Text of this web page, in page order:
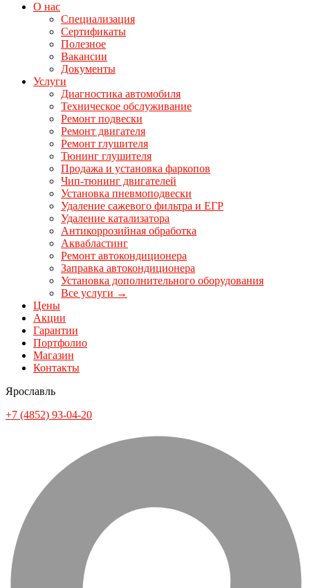
О нас
Специализация
Сертификаты
Полезное
Вакансии
Документы
Услуги
Диагностика автомобиля
Техническое обслуживание
Ремонт подвески
Ремонт двигателя
Ремонт глушителя
Тюнинг глушителя
Продажа и установка фаркопов
Чип-тюнинг двигателей
Установка пневмоподвески
Удаление сажевого фильтра и ЕГР
Удаление катализатора
Антикоррозийная обработка
Аквабластинг
Ремонт автокондиционера
Заправка автокондиционера
Установка дополнительного оборудования
Все услуги →
Цены
Акции
Гарантии
Портфолио
Магазин
Контакты
Ярославль
+7 (4852) 93-04-20